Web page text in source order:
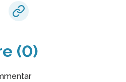
(0)